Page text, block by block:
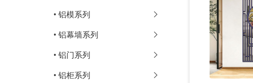
• 铝模系列
• 铝幕墙系列
• 铝门系列
• 铝柜系列